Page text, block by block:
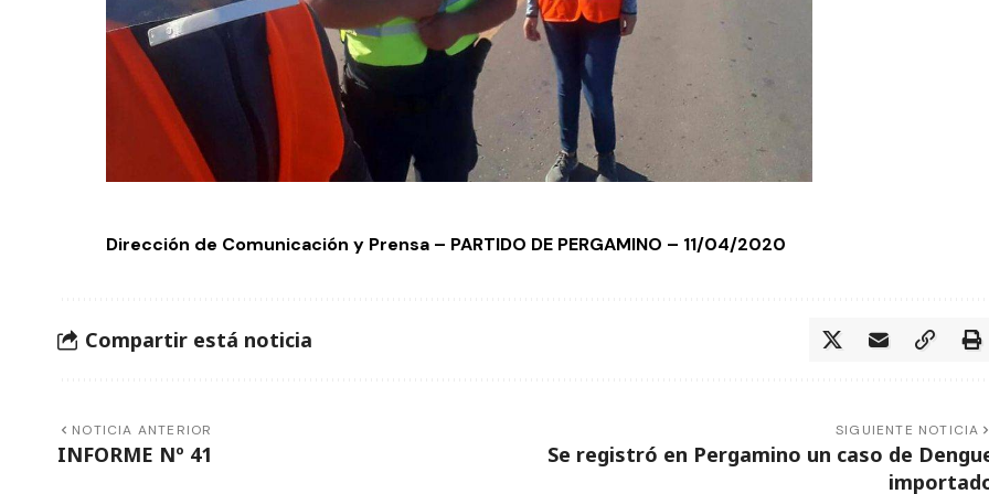
Dirección de Comunicación y Prensa – PARTIDO DE PERGAMINO – 11/04/2020
Compartir está noticia
NOTICIA ANTERIOR
INFORME Nº 41
SIGUIENTE NOTICIA
Se registró en Pergamino un caso de